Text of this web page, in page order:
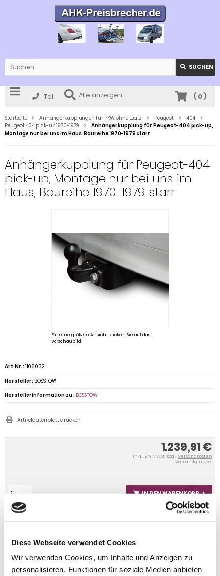
Diese Webseite verwendet Cookies
Wir verwenden Cookies, um Inhalte und Anzeigen zu
personalisieren, Funktionen für soziale Medien anbieten
SUCHEN
Tel. Alle anzeigen ( 0)
Startseite Anhängerkupplungen für PKW ohne Esatz Peugeot
404
Peugeot 404 pick-up 1970-1979
Anhängerkupplung für Peugeot-404 pick-up,
Montage nur bei uns im Haus, Baureihe 1970-1979 starr
Anhängerkupplung für Peugeot-404
pick-up, Montage nur bei uns im
Haus, Baureihe 1970-1979 starr
Für eine größere Ansicht klicken Sie auf das
Vorschaubild
1.239,91 €
inkl. 19 % MwSt. zzgl. Versandkosten
Versandgruppe:
IN DEN WARENKORB
Art.Nr.:1106032
Hersteller: BOSSTOW
Herstellerinformation zu : BOSSTOW
Artikeldatenblatt drucken